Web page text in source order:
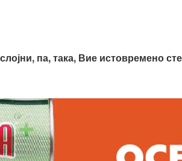
па, така, Вие истовремено